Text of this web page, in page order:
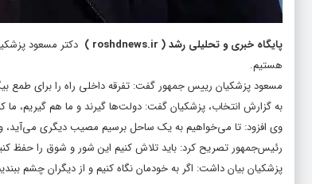
پایگاه خبری و تحلیلی رشد(
roshdnews.ir
) دکتر مسعود
هستیم.
مسعود پزشکیان رییس جمهور گفت: تفرقه داخلی راه را برای طمع
به گزارش انتخاب، پزشکیان گفت: دولت‌ها گیرند و ما هم
وی افزود: تا می‌خواهیم به یک ساحل برسیم مصیب دیگری می‌آید،
رئیس‌جمهور تصریح کرد: باید تلاش کنیم این شور و شوق را حفظ
پزشکیان بیان داشت: اگر به خودمان نگاه کنیم و از دیگران چشم